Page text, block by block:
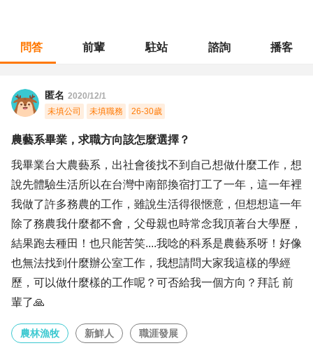
問答 前輩 駐站 諮詢 播客
匿名 2020/12/1
未填公司
未填職務 26-30歲
農藝系畢業，求職方向該怎麼選擇？
我畢業台大農藝系，出社會後找不到自己想做什麼工作，想
說先體驗生活所以在台灣中南部換宿打工了一年，這一年裡
我做了許多務農的工作，雖說生活得很愜意，但想想這一年
除了務農我什麼都不會，父母親也時常念我頂著台大學歷，
結果跑去種田！也只能苦笑....我唸的科系是農藝系呀！好像
也無法找到什麼辦公室工作，我想請問大家我這樣的學經
歷，可以做什麼樣的工作呢？可否給我一個方向？拜託 前
輩了🙏
農林漁牧 新鮮人 職涯發展